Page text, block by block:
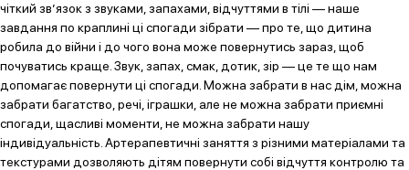
чіткий зв’язок з звуками, запахами, відчуттями в тілі — наше
завдання по краплині ці спогади зібрати — про те, що дитина
робила до війни і до чого вона може повернутись зараз, щоб
почуватись краще. Звук, запах, смак, дотик, зір — це те що нам
допомагає повернути ці спогади. Можна забрати в нас дім, можна
забрати багатство, речі, іграшки, але не можна забрати приємні
спогади, щасливі моменти, не можна забрати нашу
індивідуальність. Артерапевтичні заняття з різними матеріалами та
текстурами дозволяють дітям повернути собі відчуття контролю та